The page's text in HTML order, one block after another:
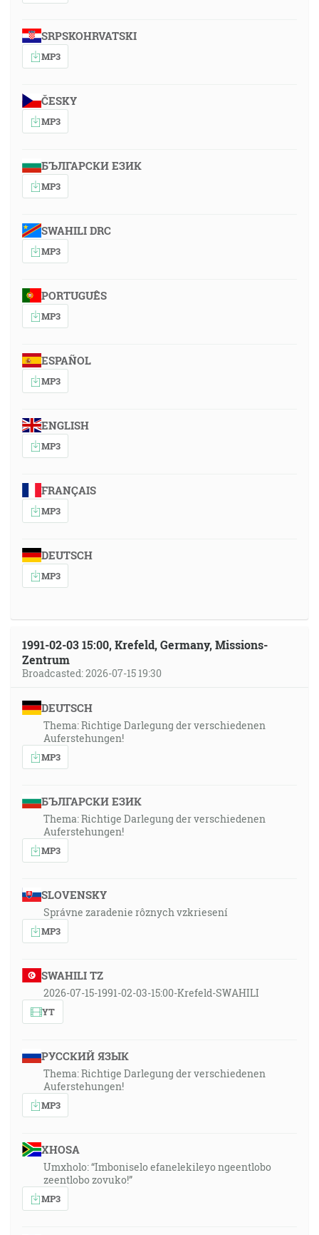
SRPSKOHRVATSKI
MP3
ČESKY
MP3
БЪЛГАРСКИ ЕЗИК
MP3
SWAHILI DRC
MP3
PORTUGUÊS
MP3
ESPAÑOL
MP3
ENGLISH
MP3
FRANÇAIS
MP3
DEUTSCH
MP3
1991-02-03 15:00, Krefeld, Germany, Missions-
Zentrum
Broadcasted: 2026-07-15 19:30
DEUTSCH
Thema: Richtige Darlegung der verschiedenen
Auferstehungen!
MP3
БЪЛГАРСКИ ЕЗИК
Thema: Richtige Darlegung der verschiedenen
Auferstehungen!
MP3
SLOVENSKY
Správne zaradenie rôznych vzkriesení
MP3
SWAHILI TZ
2026-07-15-1991-02-03-15:00-Krefeld-SWAHILI
YT
РУССКИЙ ЯЗЫК
Thema: Richtige Darlegung der verschiedenen
Auferstehungen!
MP3
XHOSA
Umxholo: “Imboniselo efanelekileyo ngeentlobo
zeentlobo zovuko!”
MP3